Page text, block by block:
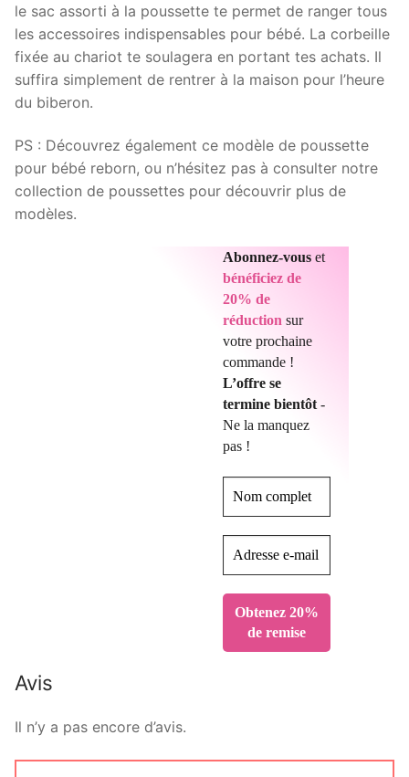
le sac assorti à la poussette te permet de ranger tous
les accessoires indispensables pour bébé. La corbeille
fixée au chariot te soulagera en portant tes achats. Il
suffira simplement de rentrer à la maison pour l’heure
du biberon.
PS : Découvrez également ce modèle de poussette
pour bébé reborn, ou n’hésitez pas à consulter notre
collection de poussettes pour découvrir plus de
modèles.
Abonnez-vous et
bénéficiez de
20% de
réduction sur
votre prochaine
commande !
L’offre se
termine bientôt -
Ne la manquez
pas !
Avis
Il n’y a pas encore d’avis.